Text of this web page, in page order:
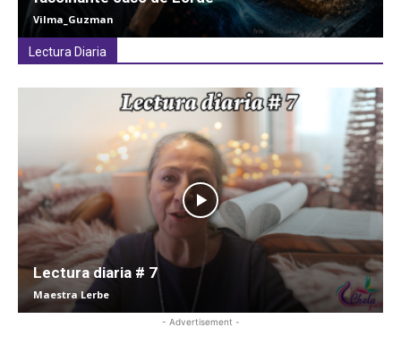
Vilma_Guzman
Lectura Diaria
Lectura diaria # 7
Maestra Lerbe
- Advertisement -